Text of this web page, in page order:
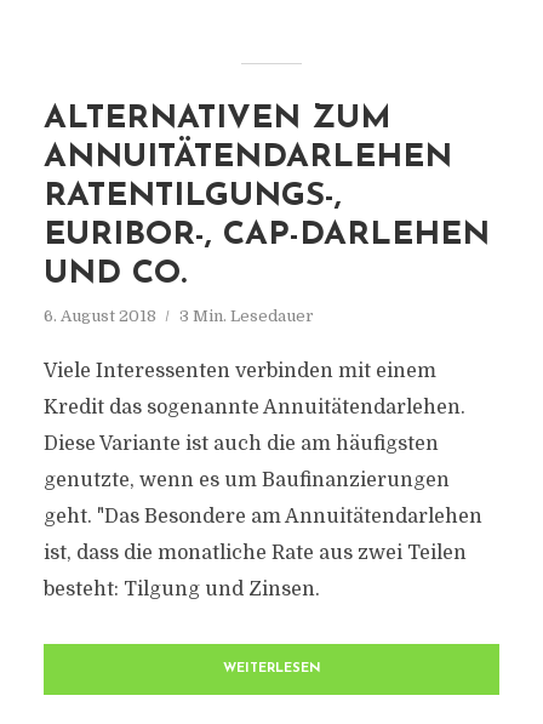
ALTERNATIVEN ZUM
ANNUITÄTENDARLEHEN
RATENTILGUNGS-,
EURIBOR-, CAP-DARLEHEN
UND CO.
6. August 2018 3 Min. Lesedauer
Viele Interessenten verbinden mit einem
Kredit das sogenannte Annuitätendarlehen.
Diese Variante ist auch die am häufigsten
genutzte, wenn es um Baufinanzierungen
geht. "Das Besondere am Annuitätendarlehen
ist, dass die monatliche Rate aus zwei Teilen
besteht: Tilgung und Zinsen.
WEITERLESEN